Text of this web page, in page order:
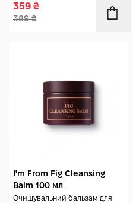
359 ₴
389₴
I'm From Fig Cleansing
Balm 100 мл
Очищувальний бальзам для